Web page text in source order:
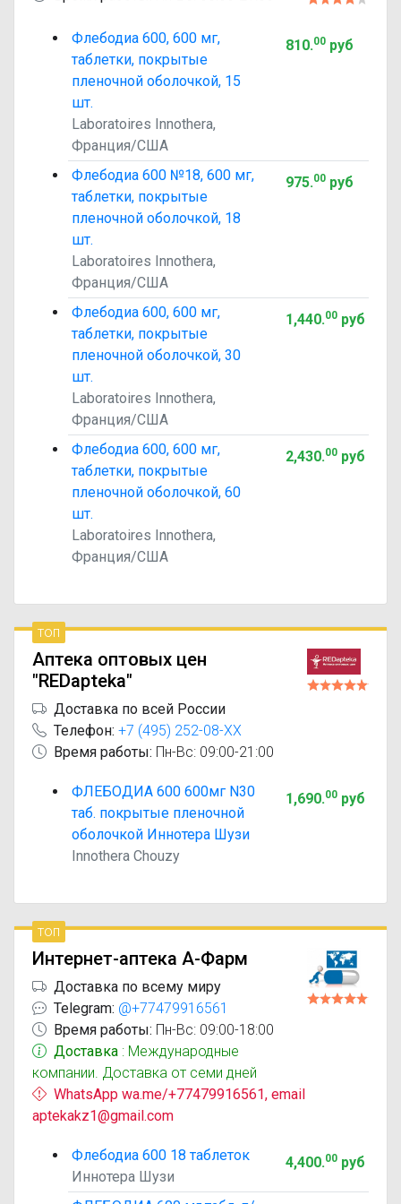
Флебодиа 600, 600 мг,
таблетки, покрытые
пленочной оболочкой, 15
шт.
Laboratoires Innothera,
Франция/США
810.00руб
Флебодиа 600 №18, 600 мг,
таблетки, покрытые
пленочной оболочкой, 18
шт.
Laboratoires Innothera,
Франция/США
975.00руб
Флебодиа 600, 600 мг,
таблетки, покрытые
пленочной оболочкой, 30
шт.
Laboratoires Innothera,
Франция/США
1,440.00руб
Флебодиа 600, 600 мг,
таблетки, покрытые
пленочной оболочкой, 60
шт.
Laboratoires Innothera,
Франция/США
2,430.00руб
топ
Аптека оптовых цен
"REDapteka"
Доставка по всей России
Телефон: +7 (495) 252-08-XX
Время работы: Пн-Вс: 09:00-21:00
ФЛЕБОДИА 600 600мг N30
таб. покрытые пленочной
оболочкой Иннотера Шузи
Innothera Chouzy
1,690.00руб
топ
Интернет-аптека А-Фарм
Доставка по всему миру
Telegram: @+77479916561
Время работы: Пн-Вс: 09:00-18:00
Доставка : Международные
компании. Доставка от семи дней
WhatsApp wa.me/+77479916561, email
aptekakz1@gmail.com
Флебодиа 600 18 таблеток
Иннотера Шузи
4,400.00руб